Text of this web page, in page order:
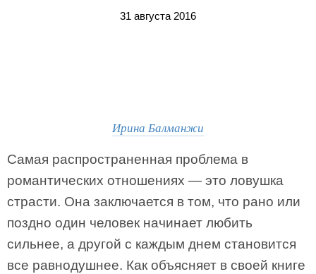
31 августа 2016
Ирина Балманжи
Самая распространенная проблема в
романтических отношениях — это ловушка
страсти. Она заключается в том, что рано или
поздно один человек начинает любить
сильнее, а другой с каждым днем становится
все равнодушнее. Как объясняет в своей книге